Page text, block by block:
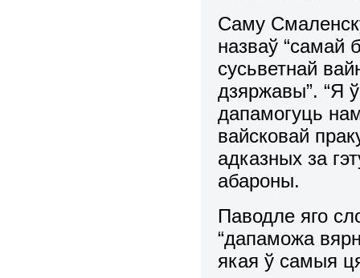
Саму
назваў “самай
сусьветнай
дзяржавы”. “Я
дапамогуць
вайсковай
адказных за
абароны.
Паводле яго
“дапаможа
якая ў самыя